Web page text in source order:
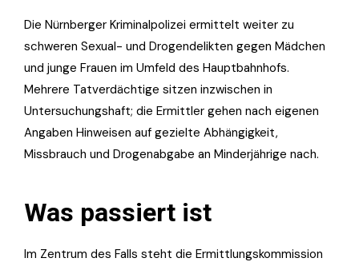
Die Nürnberger Kriminalpolizei ermittelt weiter zu
schweren Sexual- und Drogendelikten gegen Mädchen
und junge Frauen im Umfeld des Hauptbahnhofs.
Mehrere Tatverdächtige sitzen inzwischen in
Untersuchungshaft; die Ermittler gehen nach eigenen
Angaben Hinweisen auf gezielte Abhängigkeit,
Missbrauch und Drogenabgabe an Minderjährige nach.
Was passiert ist
Im Zentrum des Falls steht die Ermittlungskommission